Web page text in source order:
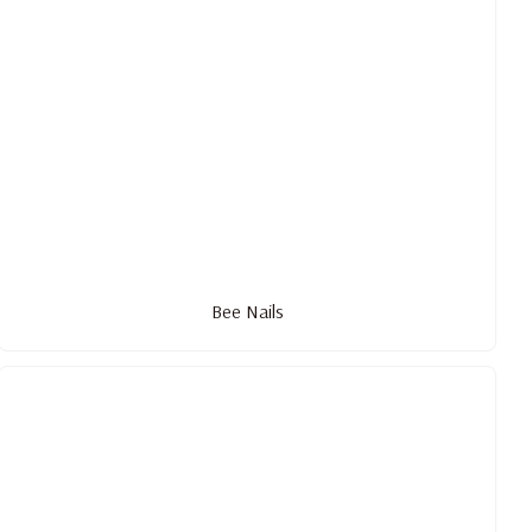
Bee Nails